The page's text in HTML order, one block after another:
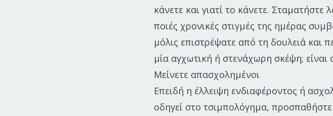
κάνετε και γιατί το κάνετε.
ποιές χρονικές στιγμές της ημέρας
μόλις επιστρέψατε από τη δουλειά και
μία αγχωτική ή στενάχωρη σκέψη; είναι
Μείνετε απασχολημένοι
Επειδή η έλλειψη ενδιαφέροντος ή
οδηγεί στο τσιμπολόγημα,